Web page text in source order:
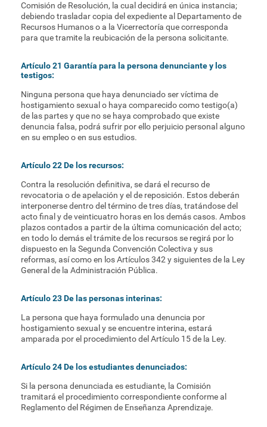
Comisión de Resolución, la cual decidirá en única instancia;
debiendo trasladar copia del expediente al Departamento de
Recursos Humanos o a la Vicerrectoría que corresponda
para que tramite la reubicación de la persona solicitante.
Artículo 21 Garantía para la persona denunciante y los
testigos:
Ninguna persona que haya denunciado ser víctima de
hostigamiento sexual o haya comparecido como testigo(a)
de las partes y que no se haya comprobado que existe
denuncia falsa, podrá sufrir por ello perjuicio personal alguno
en su empleo o en sus estudios.
Artículo 22 De los recursos:
Contra la resolución definitiva, se dará el recurso de
revocatoria o de apelación y el de reposición. Estos deberán
interponerse dentro del término de tres días, tratándose del
acto final y de veinticuatro horas en los demás casos. Ambos
plazos contados a partir de la última comunicación del acto;
en todo lo demás el trámite de los recursos se regirá por lo
dispuesto en la Segunda Convención Colectiva y sus
reformas, así como en los Artículos 342 y siguientes de la Ley
General de la Administración Pública.
Artículo 23 De las personas interinas:
La persona que haya formulado una denuncia por
hostigamiento sexual y se encuentre interina, estará
amparada por el procedimiento del Artículo 15 de la Ley.
Artículo 24 De los estudiantes denunciados:
Si la persona denunciada es estudiante, la Comisión
tramitará el procedimiento correspondiente conforme al
Reglamento del Régimen de Enseñanza Aprendizaje.